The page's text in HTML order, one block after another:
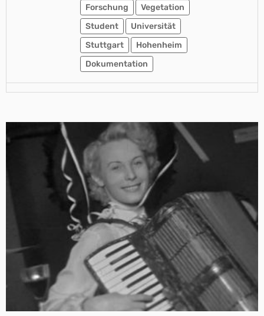
Forschung
Vegetation
Student
Universität
Stuttgart
Hohenheim
Dokumentation